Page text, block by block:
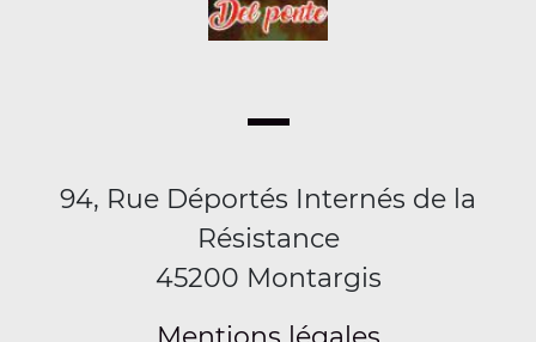
94, Rue Déportés Internés de la
Résistance
45200 Montargis